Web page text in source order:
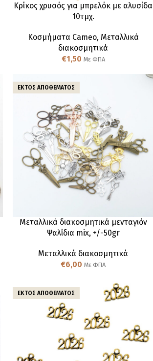
Κρίκος χρυσός για μπρελόκ με αλυσίδα
10τμχ.
Κοσμήματα Cameo, Μεταλλικά
διακοσμητικά
€1,50 Με ΦΠΑ
ΕΚΤΌΣ ΑΠΟΘΈΜΑΤΟΣ
Μεταλλικά διακοσμητικά μενταγιόν
Ψαλίδια mix, +/-50gr
Μεταλλικά διακοσμητικά
€6,00 Με ΦΠΑ
ΕΚΤΌΣ ΑΠΟΘΈΜΑΤΟΣ